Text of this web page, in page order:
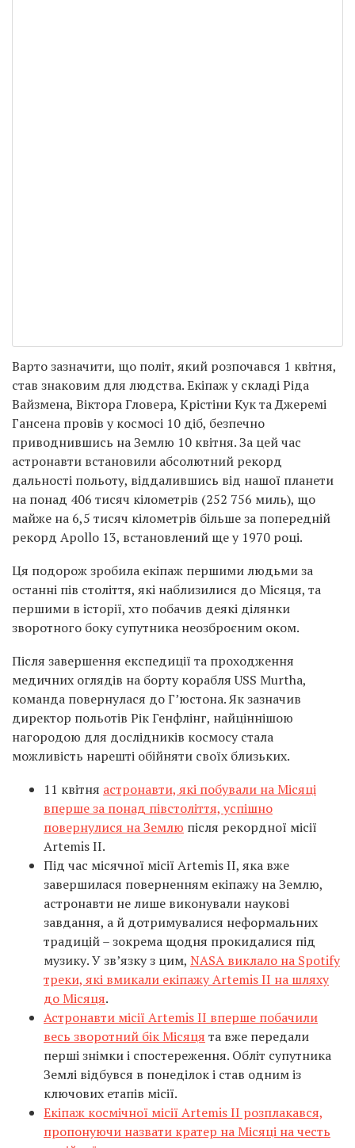
Варто зазначити, що політ, який розпочався 1 квітня,
став знаковим для людства. Екіпаж у складі Ріда
Вайзмена, Віктора Гловера, Крістіни Кук та Джеремі
Гансена провів у космосі 10 діб, безпечно
приводнившись на Землю 10 квітня. За цей час
астронавти встановили абсолютний рекорд
дальності польоту, віддалившись від нашої планети
на понад 406 тисяч кілометрів (252 756 миль), що
майже на 6,5 тисяч кілометрів більше за попередній
рекорд Apollo 13, встановлений ще у 1970 році.
Ця подорож зробила екіпаж першими людьми за
останні пів століття, які наблизилися до Місяця, та
першими в історії, хто побачив деякі ділянки
зворотного боку супутника неозброєним оком.
Після завершення експедиції та проходження
медичних оглядів на борту корабля USS Murtha,
команда повернулася до Г’юстона. Як зазначив
директор польотів Рік Генфлінг, найціннішою
нагородою для дослідників космосу стала
можливість нарешті обійняти своїх близьких.
11 квітня астронавти, які побували на Місяці
вперше за понад півстоліття, успішно
повернулися на Землю після рекордної місії
Artemis II.
Під час місячної місії Artemis II, яка вже
завершилася поверненням екіпажу на Землю,
астронавти не лише виконували наукові
завдання, а й дотримувалися неформальних
традицій – зокрема щодня прокидалися під
музику. У зв’язку з цим, NASA виклало на Spotify
треки, які вмикали екіпажу Artemis II на шляху
до Місяця.
Астронавти місії Artemis II вперше побачили
весь зворотний бік Місяця та вже передали
перші знімки і спостереження. Обліт супутника
Землі відбувся в понеділок і став одним із
ключових етапів місії.
Екіпаж космічної місії Artemis II розплакався,
пропонуючи назвати кратер на Місяці на честь